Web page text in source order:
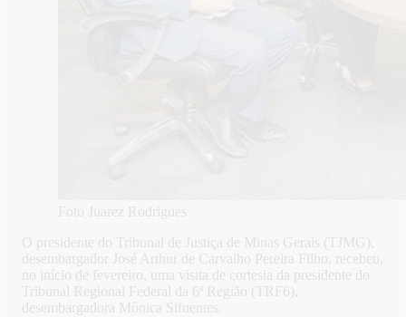
Foto Juarez Rodrigues
O presidente do Tribunal de Justiça de Minas Gerais (TJMG),
desembargador José Arthur de Carvalho Pereira Filho, recebeu,
no início de fevereiro, uma visita de cortesia da presidente do
Tribunal Regional Federal da 6ª Região (TRF6),
desembargadora Mônica Sifuentes.